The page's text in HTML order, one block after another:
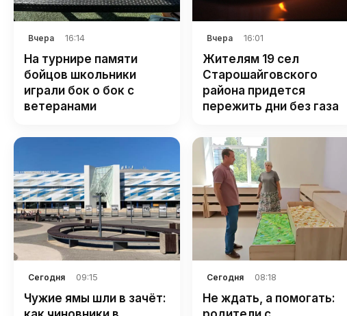
Вчера 16:14
На турнире памяти
бойцов школьники
играли бок о бок с
ветеранами
Вчера 16:01
Жителям 19 сел
Старошайговского
района придется
пережить дни без газа
Сегодня 09:15
Чужие ямы шли в зачёт:
Сегодня 08:18
Не ждать, а помогать: